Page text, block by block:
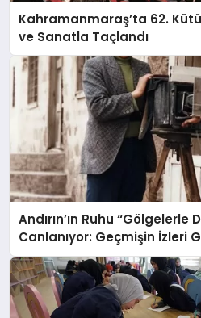
Kahramanmaraş’ta 62.
ve Sanatla Taçlandı
Andırın’ın Ruhu
Canlanıyor: Geçmişin İzleri